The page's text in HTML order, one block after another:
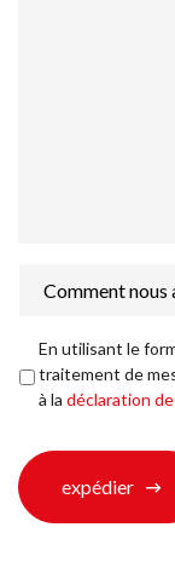
nous
vous
trouvé?
*
Déclaration
de
confidentialité
En utilisant le
traitement de
à la déclaration
expédier